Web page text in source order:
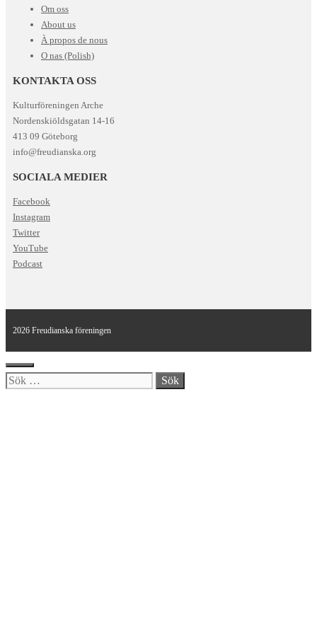
Om oss
About us
À propos de nous
O nas (Polish)
KONTAKTA OSS
Kulturföreningen Arche
Nordenskiöldsgatan 14-16
413 09 Göteborg
info@freudianska.org
SOCIALA MEDIER
Facebook
Instagram
Twitter
YouTube
Podcast
2026 Freudianska föreningen
Stäng
Sök